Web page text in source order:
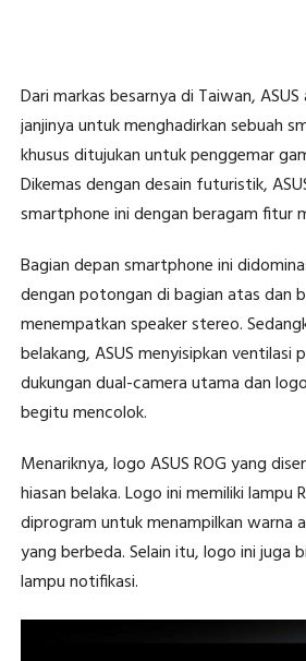
Dari markas besarnya di Taiwan,
janjinya untuk menghadirkan sebuah
khusus ditujukan untuk penggemar
Dikemas dengan desain futuristik,
smartphone ini dengan beragam fitur
Bagian depan smartphone ini
dengan potongan di bagian atas dan
menempatkan speaker stereo.
belakang, ASUS menyisipkan ventilasi
dukungan dual-camera utama dan
begitu mencolok.
Menariknya, logo ASUS ROG yang
hiasan belaka. Logo ini memiliki lampu
diprogram untuk menampilkan warna
yang berbeda. Selain itu, logo ini juga
lampu notifikasi.